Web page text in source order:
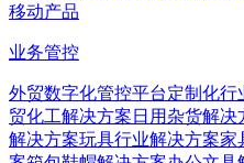
移动产品
业务管控
外贸数字化管控平台定制化行
贸化工解决方案 日用杂货解决
解决方案玩具行业解决方案家